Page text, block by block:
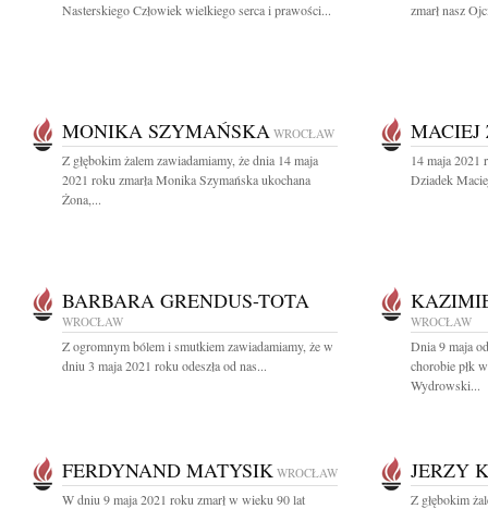
Nasterskiego Człowiek wielkiego serca i prawości...
zmarł nasz
MONIKA SZYMAŃSKA WROCŁAW
Z głębokim żalem zawiadamiamy, że dnia 14 maja
2021 roku zmarła Monika Szymańska ukochana
Żona,...
14 maja 2021
Dziadek
BARBARA GRENDUS-TOTA
WROCŁAW
Z ogromnym bólem i smutkiem zawiadamiamy, że w
dniu 3 maja 2021 roku odeszła od nas...
WROCŁAW
Dnia 9 maja
chorobie płk
Wydrowski...
FERDYNAND MATYSIK WROCŁAW
W dniu 9 maja 2021 roku zmarł w wieku 90 lat
JERZY
Z głębokim